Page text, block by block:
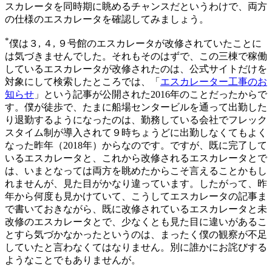
スカレータを同時期に眺めるチャンスだというわけで、両方
の仕様のエスカレータを確認してみましょう。
*僕は３, ４, ９号館のエスカレータが改修されていたことに
は気づきませんでした。それもそのはずで、この三棟で稼働
しているエスカレータが改修されたのは、公式サイトだけを
対象にして検索したところでは、「 エスカレーター工事のお
知らせ 」という記事が公開された2016年のことだったからで
す。僕が徒歩で、たまに船場センタービルを通って出勤した
り退勤するようになったのは、勤務している会社でフレック
スタイム制が導入されて９時ちょうどに出勤しなくてもよく
なった昨年（2018年）からなのです。ですが、既に完了して
いるエスカレータと、これから改修されるエスカレータとで
は、いまとなっては両方を眺めたからこそ言えることかもし
れませんが、見た目がかなり違っています。したがって、昨
年から何度も見かけていて、こうしてエスカレータの記事ま
で書いておきながら、既に改修されているエスカレータと未
改修のエスカレータとで、少なくとも見た目に違いがあるこ
とすら気づかなかったというのは、まったく僕の観察が不足
していたと言わなくてはなりません。別に誰かにお詫びする
ようなことでもありませんが。